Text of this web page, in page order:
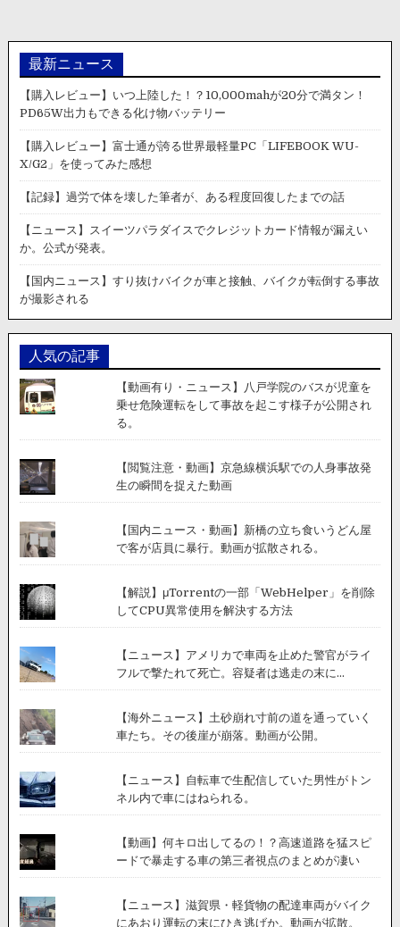
ス】
外
デ
キ
が
落
し
12
人
が。
カ
メ
ラ
て
を
最新ニュース
【購入レビュー】いつ上陸した！？10,000mahが20分で満タン！
PD65W出力もできる化け物バッテリー
【購入レビュー】富士通が誇る世界最軽量PC「LIFEBOOK WU-
X/G2」を使ってみた感想
【記録】過労で体を壊した筆者が、ある程度回復したまでの話
【ニュース】スイーツパラダイスでクレジットカード情報が漏えい
か。公式が発表。
【国内ニュース】すり抜けバイクが車と接触、バイクが転倒する事故
が撮影される
人気の記事
【動画有り・ニュース】八戸学院のバスが児童を
乗せ危険運転をして事故を起こす様子が公開され
る。
【閲覧注意・動画】京急線横浜駅での人身事故発
生の瞬間を捉えた動画
【国内ニュース・動画】新橋の立ち食いうどん屋
で客が店員に暴行。動画が拡散される。
【解説】μTorrentの一部「WebHelper」を削除
してCPU異常使用を解決する方法
【ニュース】アメリカで車両を止めた警官がライ
フルで撃たれて死亡。容疑者は逃走の末に...
【海外ニュース】土砂崩れ寸前の道を通っていく
車たち。その後崖が崩落。動画が公開。
【ニュース】自転車で生配信していた男性がトン
ネル内で車にはねられる。
【動画】何キロ出してるの！？高速道路を猛スピ
ードで暴走する車の第三者視点のまとめが凄い
【ニュース】滋賀県・軽貨物の配達車両がバイク
にあおり運転の末にひき逃げか。動画が拡散。